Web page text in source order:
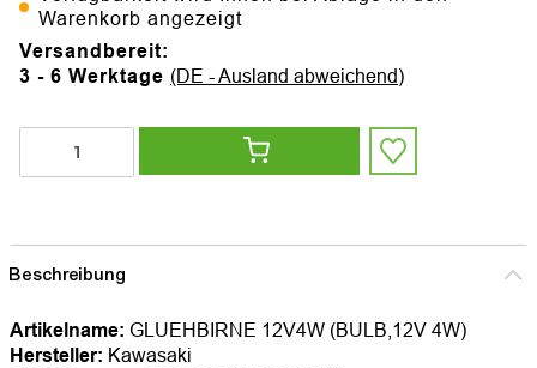
Warenkorb angezeigt
Versandbereit:
3 - 6 Werktage (DE - Ausland abweichend)
Beschreibung
Artikelname: GLUEHBIRNE 12V4W (BULB,12V 4W)
Hersteller: Kawasaki